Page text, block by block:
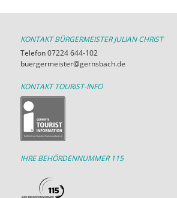
KONTAKT BÜRGERMEISTER JULIAN CHRIST
Telefon 07224 644-102
buergermeister@gernsbach.de
KONTAKT TOURIST-INFO
IHRE BEHÖRDENNUMMER 115